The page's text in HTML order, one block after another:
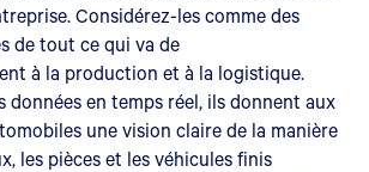
Considérez-les comme des
de tout ce qui va de
à la production et à la logistique.
données en temps réel, ils donnent aux
une vision claire de la manière
les pièces et les véhicules finis